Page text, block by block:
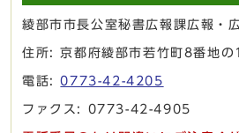
綾部市市長公室秘書広報課広報・
住所: 京都府綾部市若竹町8番地の1
電話:0773-42-4205
ファクス: 0773-42-4905